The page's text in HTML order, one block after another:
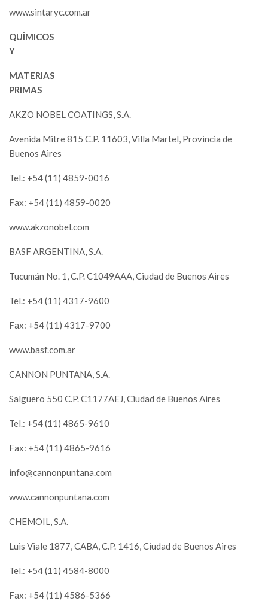
www.sintaryc.com.ar
QUÍMICOS
Y
MATERIAS
PRIMAS
AKZO NOBEL COATINGS, S.A.
Avenida Mitre 815 C.P. 11603, Villa Martel, Provincia de
Buenos Aires
Tel.: +54 (11) 4859-0016
Fax: +54 (11) 4859-0020
www.akzonobel.com
BASF ARGENTINA, S.A.
Tucumán No. 1, C.P. C1049AAA, Ciudad de Buenos Aires
Tel.: +54 (11) 4317-9600
Fax: +54 (11) 4317-9700
www.basf.com.ar
CANNON PUNTANA, S.A.
Salguero 550 C.P. C1177AEJ, Ciudad de Buenos Aires
Tel.: +54 (11) 4865-9610
Fax: +54 (11) 4865-9616
info@cannonpuntana.com
www.cannonpuntana.com
CHEMOIL, S.A.
Luis Viale 1877, CABA, C.P. 1416, Ciudad de Buenos Aires
Tel.: +54 (11) 4584-8000
Fax: +54 (11) 4586-5366